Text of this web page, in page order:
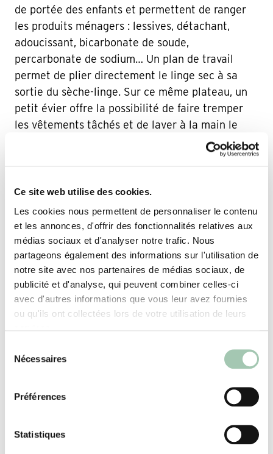
Ce site web utilise des cookies.
Les cookies nous permettent de personnaliser le contenu
et les annonces, d'offrir des fonctionnalités relatives aux
médias sociaux et d'analyser notre trafic. Nous
partageons également des informations sur l'utilisation de
notre site avec nos partenaires de médias sociaux, de
publicité et d'analyse, qui peuvent combiner celles-ci
avec d'autres informations que vous leur avez fournies
ou qu'ils ont collectées lors de votre utilisation de leurs
Nécessaires
Préférences
Statistiques
de portée des enfants et permettent de ranger
les produits ménagers : lessives, détachant,
adoucissant, bicarbonate de soude,
percarbonate de sodium… Un plan de travail
permet de plier directement le linge sec à sa
sortie du sèche-linge. Sur ce même plateau, un
petit évier offre la possibilité de faire tremper
les vêtements tâchés et de laver à la main le
linge délicat. Les placards du bas accueillent des
pour gagner de la
les draps des chambres puisque le couple a
décidé de ranger le linge de maison dans la
buanderie afin de désencombrer le dressing. Une
colonne fermée a été prévue spécialement pour
accueillir la station de recharge de l’aspirateur
sans fil et qu’il soit à l’abri des regards. Même si
la buanderie n’est pas grande, elle offre
désormais tout le confort nécessaire à la famille
et l’uniformité des placards apporte un
Découvrez nos autres solutions